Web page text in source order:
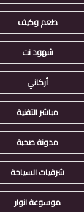
طعم وكيف
شهود نت
أركاني
مباشر التقنية
مدونة صحبة
شرقيات السياحة
موسوعة انوار